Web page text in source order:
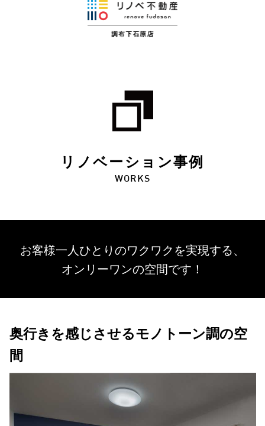
リノベーション事例
WORKS
お客様一人ひとりのワクワクを実現する、
オンリーワンの空間です！
奥行きを感じさせるモノトーン調の空
間